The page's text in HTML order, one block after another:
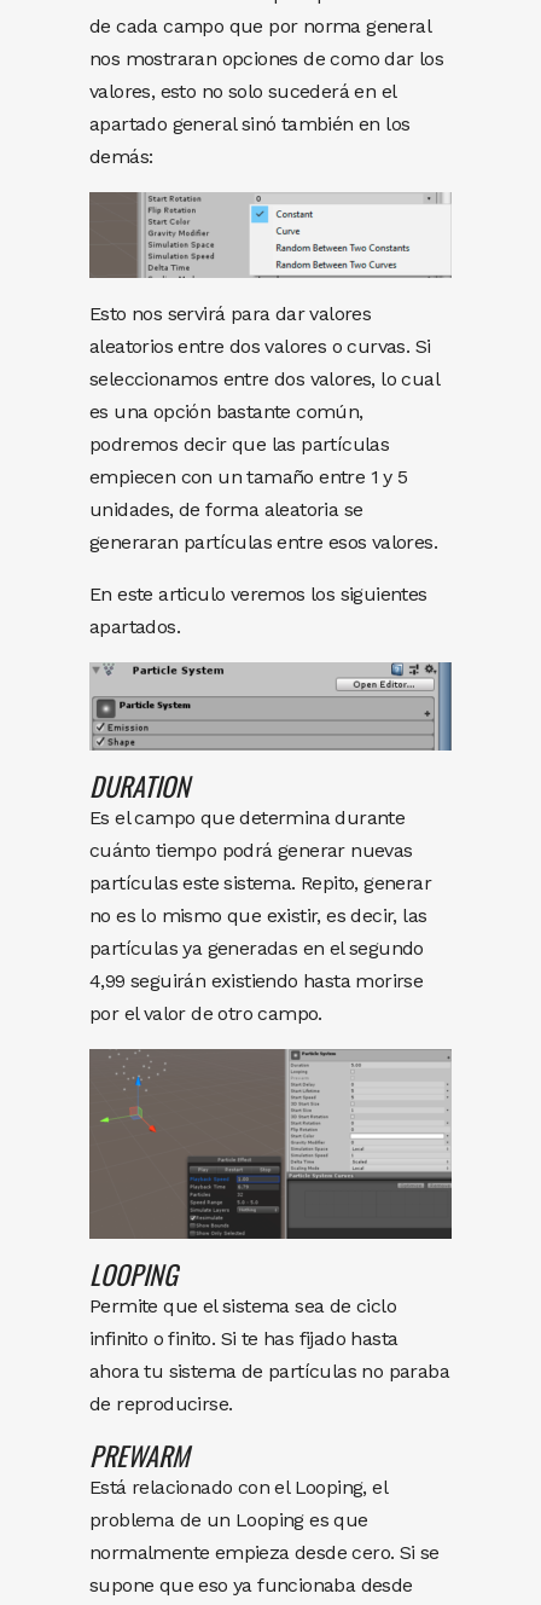
de cada campo que por norma general
nos mostraran opciones de como dar los
valores, esto no solo sucederá en el
apartado general sinó también en los
demás:
Esto nos servirá para dar valores
aleatorios entre dos valores o curvas. Si
seleccionamos entre dos valores, lo cual
es una opción bastante común,
podremos decir que las partículas
empiecen con un tamaño entre 1 y 5
unidades, de forma aleatoria se
generaran partículas entre esos valores.
En este articulo veremos los siguientes
apartados.
DURATION
Es el campo que determina durante
cuánto tiempo podrá generar nuevas
partículas este sistema. Repito, generar
no es lo mismo que existir, es decir, las
partículas ya generadas en el segundo
4,99 seguirán existiendo hasta morirse
por el valor de otro campo.
LOOPING
Permite que el sistema sea de ciclo
infinito o finito. Si te has fijado hasta
ahora tu sistema de partículas no paraba
de reproducirse.
PREWARM
Está relacionado con el Looping, el
problema de un Looping es que
normalmente empieza desde cero. Si se
supone que eso ya funcionaba desde